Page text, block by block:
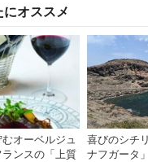
オススメ
オーベルジュ
ンスの「上質
喜びのシチ
ナフガータ」